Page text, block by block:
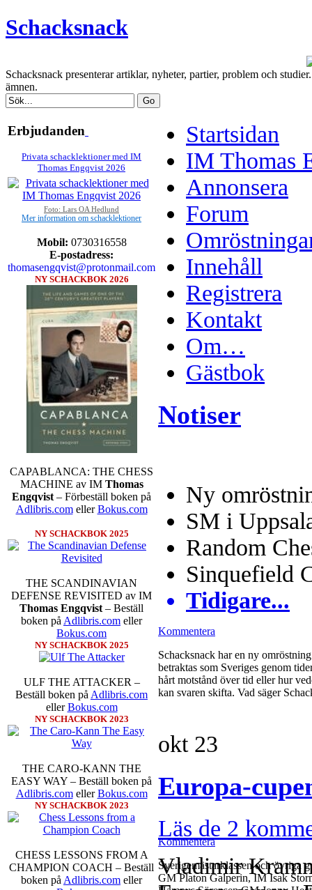
Schacksnack
Schacksnack presenterar artiklar, nyheter, partier, problem och
ämnen.
Erbjudanden
Privata schacklektioner med IM
Thomas Engqvist 2026
Foto: Lars OA Hedlund
Mer information om schacklektioner
Mobil: 0730316558
E-postadress:
thomasengqvist@protonmail.com
NY SCHACKBOK 2026
CAPABLANCA: THE CHESS
MACHINE av IM Thomas
Engqvist – Förbeställ boken på
Adlibris.comellerBokus.com
NY SCHACKBOK 2025
THE SCANDINAVIAN
DEFENSE REVISITED av IM
Thomas Engqvist – Beställ
boken på Adlibris.com eller
Bokus.com
NY SCHACKBOK 2025
ULF THE ATTACKER –
Beställ boken på Adlibris.com
ellerBokus.com
NY SCHACKBOK 2023
THE CARO-KANN THE
EASY WAY – Beställ boken på
Adlibris.comellerBokus.com
NY SCHACKBOK 2023
CHESS LESSONS FROM A
CHAMPION COACH – Beställ
boken på Adlibris.com eller
Startsidan
IM Thomas
Annonsera
Forum
Innehåll
Registrera
Kontakt
Om…
Gästbok
Notiser
Ny
SM i
Random
Sinquefield
Tidigare...
Kommentera
Schacksnack har en ny
betraktas som Sveriges genom
hårt motstånd över tid eller hur
kan svaren skifta. Vad säger
Kommentera
Sverigemästarklassen och övriga
GM Platon Galperin, IM Isak
okt23
Europa-
Läs de 2
Vladimir